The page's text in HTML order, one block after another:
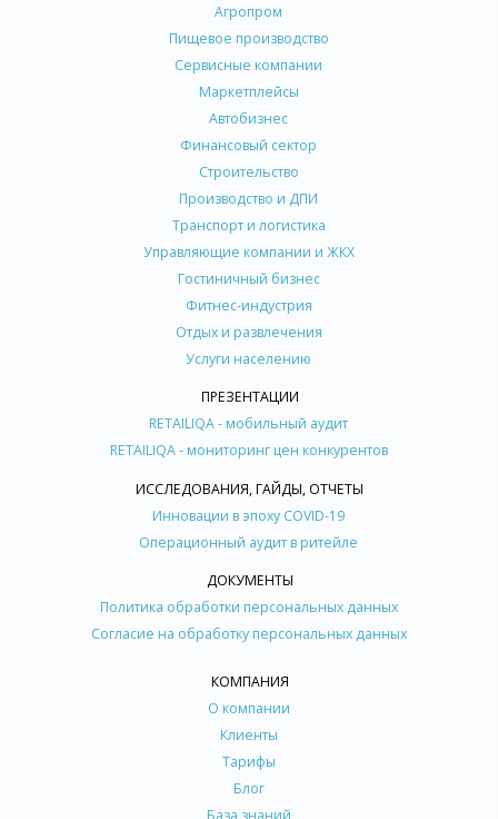
Агропром
Пищевое производство
Сервисные компании
Маркетплейсы
Автобизнес
Финансовый сектор
Строительство
Производство и ДПИ
Транспорт и логистика
Управляющие компании и ЖКХ
Гостиничный бизнес
Фитнес-индустрия
Отдых и развлечения
Услуги населению
ПРЕЗЕНТАЦИИ
RETAILIQA - мобильный аудит
RETAILIQA - мониторинг цен конкурентов
ИССЛЕДОВАНИЯ, ГАЙДЫ, ОТЧЕТЫ
Инновации в эпоху COVID-19
Операционный аудит в ритейле
ДОКУМЕНТЫ
Политика обработки персональных данных
Согласие на обработку персональных данных
КОМПАНИЯ
О компании
Клиенты
Тарифы
Блог
База знаний